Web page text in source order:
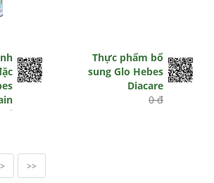
0 đ
Thực phẩm bổ
sung Glo Hebes
Diacare
0 đ
> >>